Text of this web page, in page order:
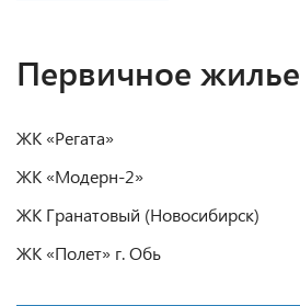
Первичное жилье
ЖК «Регата»
ЖК «Модерн-2»
ЖК Гранатовый (Новосибирск)
ЖК «Полет» г. Обь